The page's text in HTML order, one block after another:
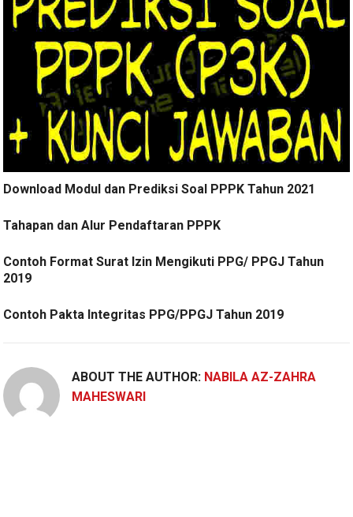
Download Modul dan Prediksi Soal PPPK Tahun 2021
Tahapan dan Alur Pendaftaran PPPK
Contoh Format Surat Izin Mengikuti PPG/ PPGJ Tahun
2019
Contoh Pakta Integritas PPG/PPGJ Tahun 2019
ABOUT THE AUTHOR: NABILA AZ-ZAHRA
MAHESWARI